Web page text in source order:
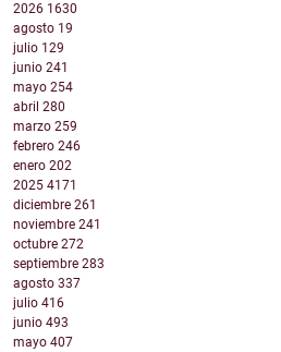
2026 1630
agosto 19
julio 129
junio 241
mayo 254
abril 280
marzo 259
febrero 246
enero 202
2025 4171
diciembre 261
noviembre 241
octubre 272
septiembre 283
agosto 337
julio 416
junio 493
mayo 407